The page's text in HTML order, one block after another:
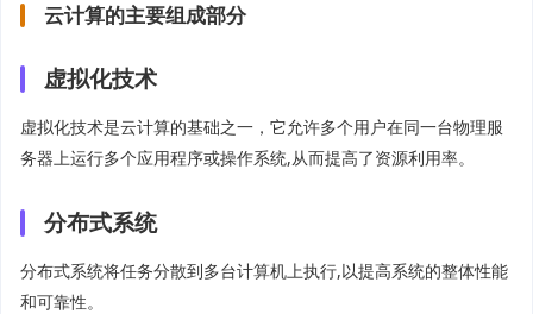
云计算的主要组成部分
虚拟化技术
虚拟化技术是云计算的基础之一，它允许多个用户在同一台物理服
务器上运行多个应用程序或操作系统,从而提高了资源利用率。
分布式系统
分布式系统将任务分散到多台计算机上执行,以提高系统的整体性能
和可靠性。